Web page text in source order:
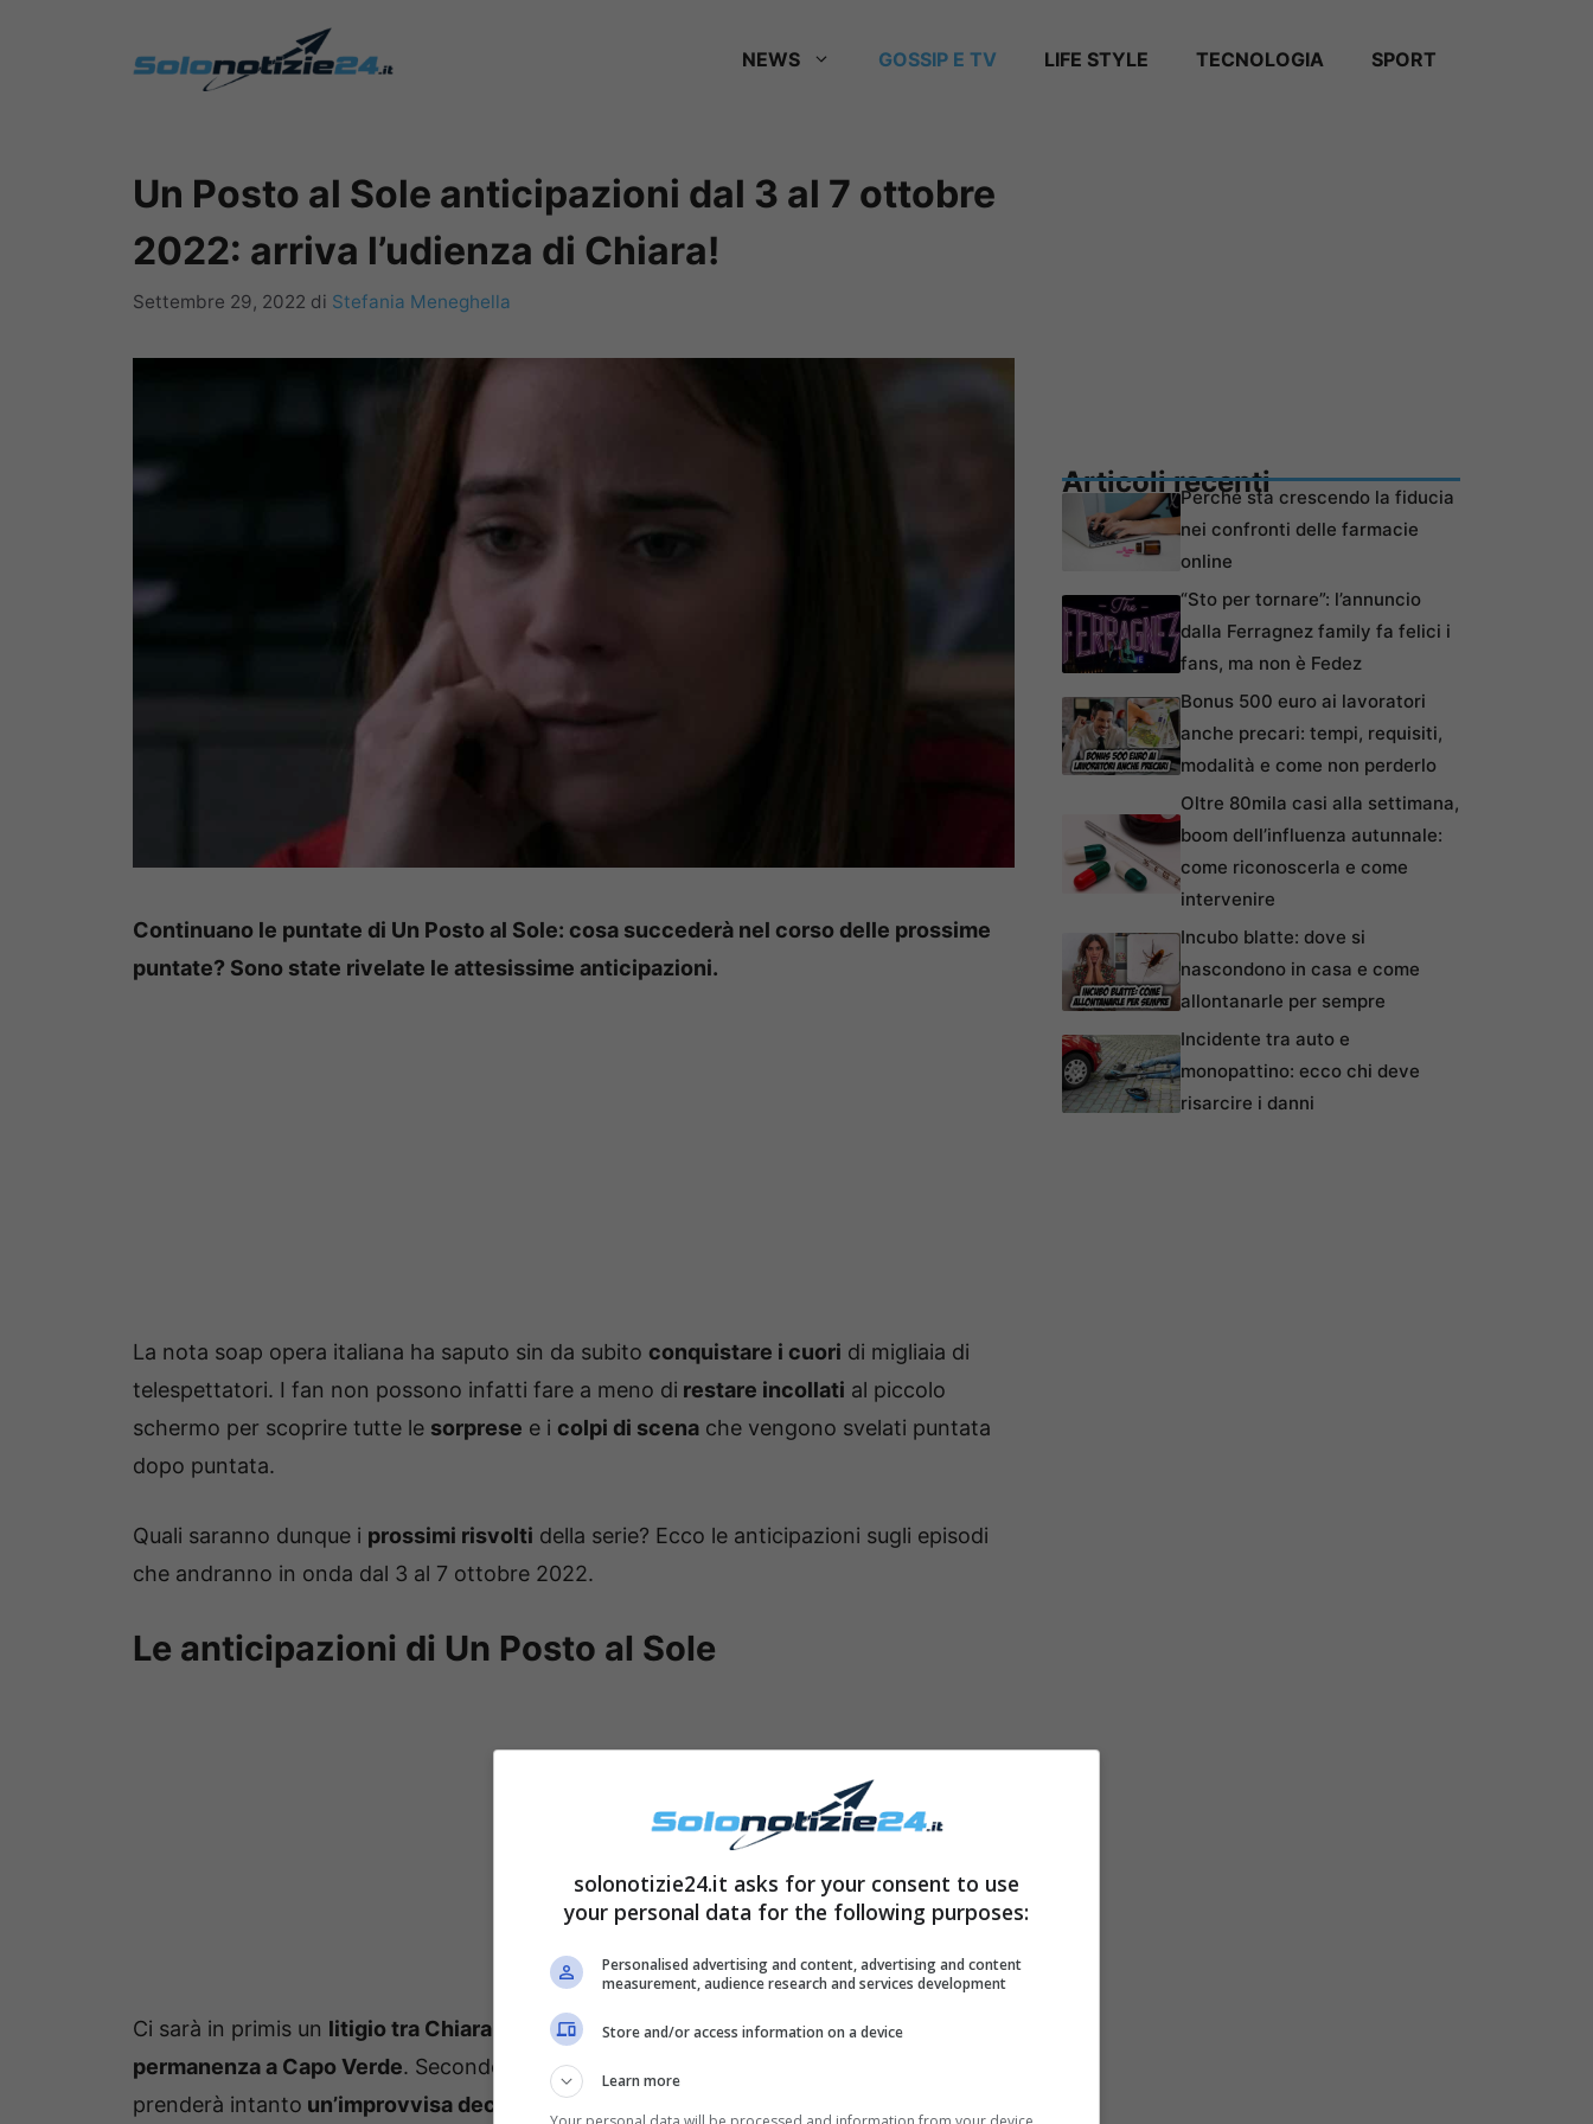
NEWS GOSSIP E TV LIFE STYLE TECNOLOGIA SPORT
Un Posto al Sole anticipazioni dal 3 al 7 ottobre
2022: arriva l’udienza di Chiara!
Settembre 29, 2022 di Stefania Meneghella
Continuano le puntate di Un Posto al Sole: cosa succederà nel corso delle prossime
puntate? Sono state rivelate le attesissime anticipazioni.
La nota soap opera italiana ha saputo sin da subito conquistare i cuori di migliaia di
telespettatori. I fan non possono infatti fare a meno di restare incollati al piccolo
schermo per scoprire tutte le sorprese e i colpi di scena che vengono svelati puntata
dopo puntata.
Quali saranno dunque i prossimi risvolti della serie? Ecco le anticipazioni sugli episodi
che andranno in onda dal 3 al 7 ottobre 2022.
Le anticipazioni di Un Posto al Sole
Ci sarà in primis un litigio tra Chiara e Nunzio
: i due discuteranno a causa della
permanenza a Capo Verde. Secondo il giovane, si tratterebbe infatti di un
prenderà intanto un’improvvisa decisioneche lascerà senza parole tutti i fan; Renato
Articoli recentiPerché sta crescendo la fiducia
nei confronti delle farmacie
online
“Sto per tornare”: l’annuncio
dalla Ferragnez family fa felici i
fans, ma non è Fedez
Bonus 500 euro ai lavoratori
anche precari: tempi, requisiti,
modalità e come non perderlo
Oltre 80mila casi alla settimana,
boom dell’influenza autunnale:
come riconoscerla e come
intervenire
Incubo blatte: dove si
nascondono in casa e come
allontanarle per sempre
Incidente tra auto e
monopattino: ecco chi deve
risarcire i danni
solonotizie24.it asks for your consent to use
your personal data for the following purposes:
Personalised advertising and content, advertising and content
measurement, audience research and services development
Store and/or access information on a device
Learn more